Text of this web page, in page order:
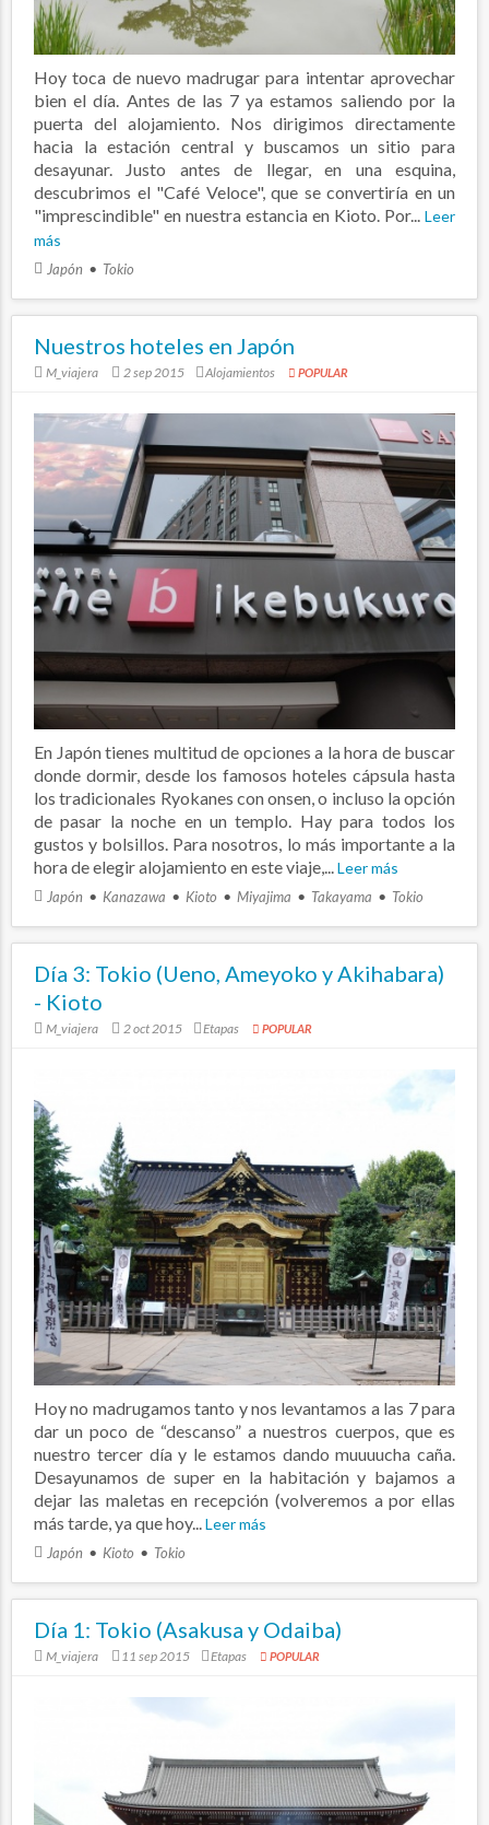
Hoy toca de nuevo madrugar para intentar aprovechar
bien el día. Antes de las 7 ya estamos saliendo por la
puerta del alojamiento. Nos dirigimos directamente
hacia la estación central y buscamos un sitio para
desayunar. Justo antes de llegar, en una esquina,
descubrimos el "Café Veloce", que se convertiría en un
"imprescindible" en nuestra estancia en Kioto. Por... Leer
más
Japón Tokio
Nuestros hoteles en Japón
M_viajera 2 sep 2015 Alojamientos POPULAR
En Japón tienes multitud de opciones a la hora de buscar
donde dormir, desde los famosos hoteles cápsula hasta
los tradicionales Ryokanes con onsen, o incluso la opción
de pasar la noche en un templo. Hay para todos los
gustos y bolsillos. Para nosotros, lo más importante a la
hora de elegir alojamiento en este viaje,... Leer más
Japón Kanazawa Kioto Miyajima Takayama Tokio
Día 3: Tokio (Ueno, Ameyoko y Akihabara)
- Kioto
M_viajera 2 oct 2015 Etapas POPULAR
Hoy no madrugamos tanto y nos levantamos a las 7 para
dar un poco de “descanso” a nuestros cuerpos, que es
nuestro tercer día y le estamos dando muuuucha caña.
Desayunamos de super en la habitación y bajamos a
dejar las maletas en recepción (volveremos a por ellas
más tarde, ya que hoy...Leer más
Japón Kioto Tokio
Día 1: Tokio (Asakusa y Odaiba)
M_viajera 11 sep 2015 Etapas POPULAR